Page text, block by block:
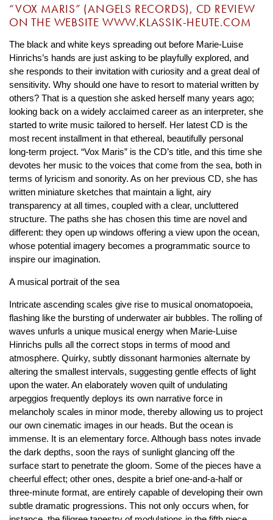
“VOX MARIS” (ANGELS RECORDS), CD REVIEW
ON THE WEBSITE WWW.KLASSIK-HEUTE.COM
The black and white keys spreading out before Marie-Luise
Hinrichs’s hands are just asking to be playfully explored, and
she responds to their invitation with curiosity and a great deal of
sensitivity. Why should one have to resort to material written by
others? That is a question she asked herself many years ago;
looking back on a widely acclaimed career as an interpreter, she
started to write music tailored to herself. Her latest CD is the
most recent installment in that ethereal, beautifully personal
long-term project. “Vox Maris” is the CD’s title, and this time she
devotes her music to the voices that come from the sea, both in
terms of lyricism and sonority. As on her previous CD, she has
written miniature sketches that maintain a light, airy
transparency at all times, coupled with a clear, uncluttered
structure. The paths she has chosen this time are novel and
different: they open up windows offering a view upon the ocean,
whose potential imagery becomes a programmatic source to
inspire our imagination.
A musical portrait of the sea
Intricate ascending scales give rise to musical onomatopoeia,
flashing like the bursting of underwater air bubbles. The rolling of
waves unfurls a unique musical energy when Marie-Luise
Hinrichs pulls all the correct stops in terms of mood and
atmosphere. Quirky, subtly dissonant harmonies alternate by
altering the smallest intervals, suggesting gentle effects of light
upon the water. An elaborately woven quilt of undulating
arpeggios frequently deploys its own narrative force in
melancholy scales in minor mode, thereby allowing us to project
our own cinematic images in our heads. But the ocean is
immense. It is an elementary force. Although bass notes invade
the dark depths, soon the rays of sunlight glancing off the
surface start to penetrate the gloom. Some of the pieces have a
cheerful effect; other ones, despite a brief one-and-a-half or
three-minute format, are entirely capable of developing their own
subtle dramatic progressions. This not only occurs when, for